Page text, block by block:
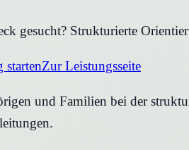
gesucht? Strukturierte
startenZur Leistungsseite
und Familien bei der